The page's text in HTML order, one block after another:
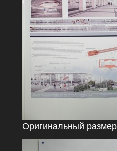
Оригинальный размер